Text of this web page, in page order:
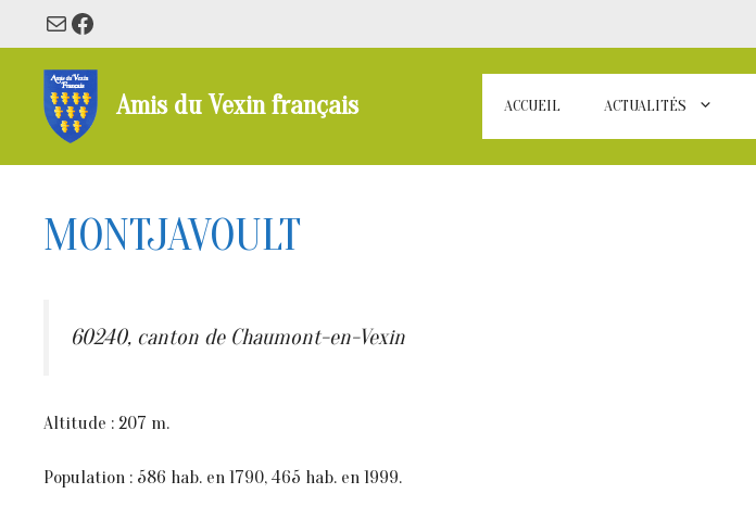
contenu
E-mailFacebook
Amis du Vexin français ACCUEIL ACTUALITÉS
MONTJAVOULT
60240, canton de Chaumont-en-Vexin
Altitude : 207 m.
Population : 586 hab. en 1790, 465 hab. en 1999.